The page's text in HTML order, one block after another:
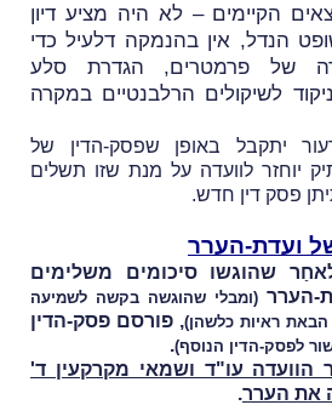
הקיימים – לא היה מציע דיון
הנדל, אין בהנמקה דלעיל כדי
של פרמטרים, הגדרת סלע
לשיקולים הרלבנטיים במקרה
יתקבל באופן שפסק-הדין של
יוחזר לוועדה על מנת שזו תשלים
פסק דין חדש.
ועדת-הערר
שהוגשו סיכומים משלימים
הערר (ומבלי שהוגשה בקשה לשמיעה
ראיות כלשהן), פורסם פסק-הדין
לפסק-הדין הנוסף)
.
הוועדה עו"ד ושמאי מקרקעין ד'
את הערר.